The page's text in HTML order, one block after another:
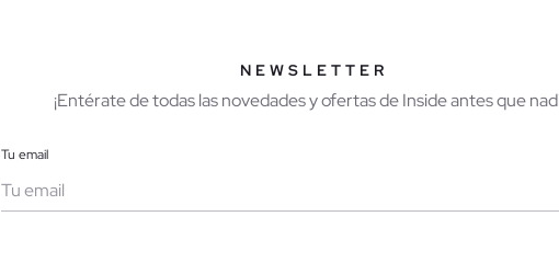
NEWSLETTER
¡Entérate de todas las novedades y ofertas de Inside antes que
Tu email